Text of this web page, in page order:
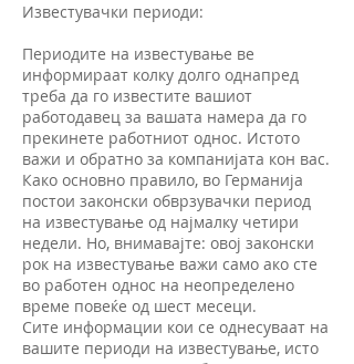
Известувачки периоди:
Периодите на известување ве
информираат колку долго однапред
треба да го известите вашиот
работодавец за вашата намера да го
прекинете работниот однос. Истото
важи и обратно за компанијата кон вас.
Како основно правило, во Германија
постои законски обврзувачки период
на известување од најмалку четири
недели. Но, внимавајте: овој законски
рок на известување важи само ако сте
во работен однос на неопределено
време повеќе од шест месеци.
Сите информации кои се однесуваат на
вашите периоди на известување, исто